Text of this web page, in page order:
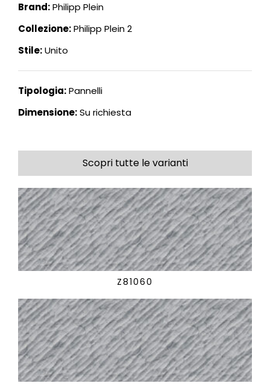
Brand:Philipp Plein
Collezione:Philipp Plein 2
Stile:Unito
Tipologia:Pannelli
Dimensione:Su richiesta
Scopri tutte le varianti
Z81060